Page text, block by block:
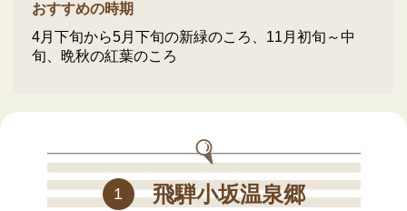
おすすめの時期
4月下旬から5月下旬の新緑のころ、11月初旬～中
旬、晩秋の紅葉のころ
1 飛騨小坂温泉郷